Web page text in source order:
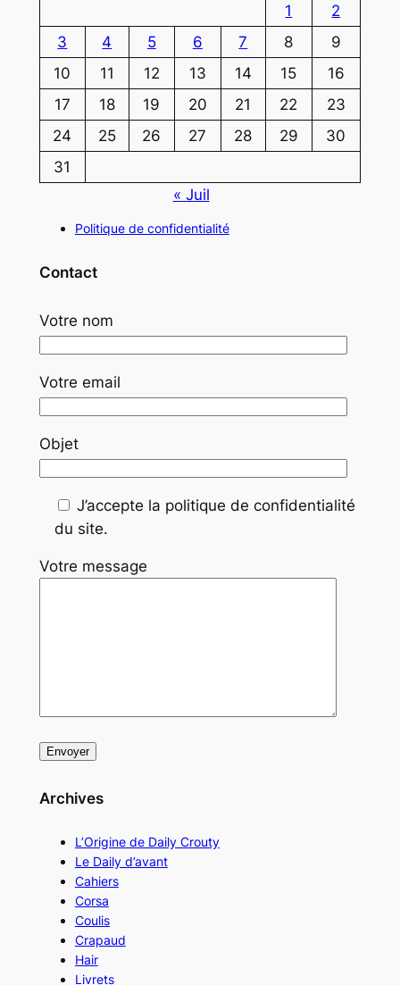
1
2
3
4 5 6 7 8
9
10
11 12 13 14 15
16
17
18 19 20 21 22
23
24
25 26 27 28 29
30
31
« Juil
Politique de confidentialité
Contact
Votre nom
Votre email
Objet
J’accepte la politique de confidentialité
du site.
Votre message
Archives
L’Origine de Daily Crouty
Le Daily d’avant
Cahiers
Corsa
Coulis
Crapaud
Hair
Livrets